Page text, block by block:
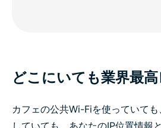
どこにいても業界最
カフェの公共Wi-Fiを使っていて
していても、あなたのIP位置情報